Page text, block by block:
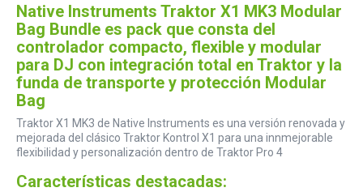
Native Instruments Traktor X1 MK3 Modular
Bag Bundle es pack que consta del
controlador compacto, flexible y modular
para DJ con integración total en Traktor y la
funda de transporte y protección Modular
Bag
Traktor X1 MK3 de Native Instruments es una versión renovada y
mejorada del clásico Traktor Kontrol X1 para una innmejorable
flexibilidad y personalización dentro de Traktor Pro 4
Características destacadas: